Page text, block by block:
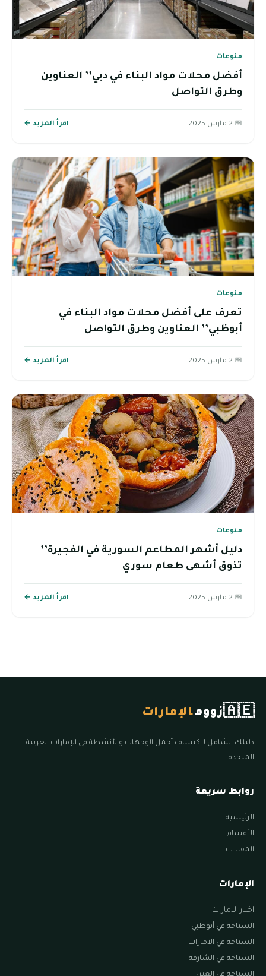
منوعات
أفضل محلات مواد البناء في دبي’’ العناوين
وطرق التواصل
📅 2 مارس 2025 اقرأ المزيد ←
منوعات
تعرف على أفضل محلات مواد البناء في
أبوظبي’’ العناوين وطرق التواصل
📅 2 مارس 2025 اقرأ المزيد ←
منوعات
دليل أشهر المطاعم السورية في الفجيرة’’
تذوق أشهى طعام سوري
📅 2 مارس 2025 اقرأ المزيد ←
🇦🇪زوومالإمارات
دليلك الشامل لاكتشاف أجمل الوجهات والأنشطة في الإمارات العربية
المتحدة.
روابط سريعة
الرئيسية
الأقسام
المقالات
الإمارات
اخبار الامارات
السياحة في أبوظبي
السياحة في الامارات
السياحة في الشارقة